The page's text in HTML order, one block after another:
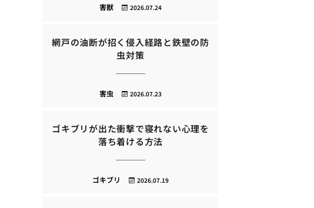
2026.07.24
害獣
網戸の油断が招く侵入経路と鉄壁の防
虫対策
2026.07.23
害虫
ゴキブリが出た衝撃で寝れない心理を
落ち着ける方法
2026.07.19
ゴキブリ